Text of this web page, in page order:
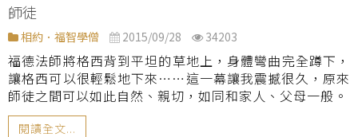
師徒
相約．福智學僧 2015/09/28 34203
福德法師將格西背到平坦的草地上，身體彎曲完全蹲下，
讓格西可以很輕鬆地下來……這一幕讓我震撼很久，原來
師徒之間可以如此自然、親切，如同和家人、父母一般。
閱讀全文...